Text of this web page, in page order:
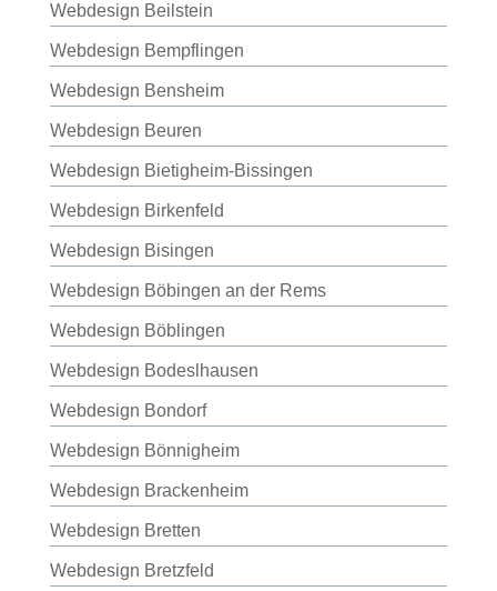
Webdesign Beilstein
Webdesign Bempflingen
Webdesign Bensheim
Webdesign Beuren
Webdesign Bietigheim-Bissingen
Webdesign Birkenfeld
Webdesign Bisingen
Webdesign Böbingen an der Rems
Webdesign Böblingen
Webdesign Bodeslhausen
Webdesign Bondorf
Webdesign Bönnigheim
Webdesign Brackenheim
Webdesign Bretten
Webdesign Bretzfeld